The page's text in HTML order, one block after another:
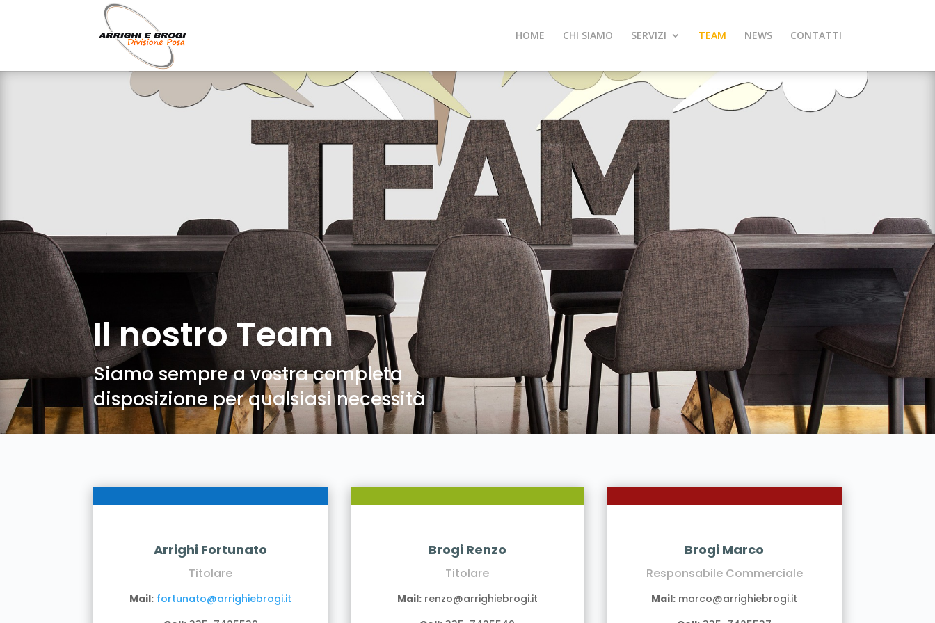
HOME CHI SIAMO SERVIZI TEAM NEWS CONTATTI
Il nostro Team
Siamo sempre a vostra completa
disposizione per qualsiasi necessità
Arrighi Fortunato
Titolare
Mail: fortunato@arrighiebrogi.it
Brogi Renzo
Titolare
Mail:renzo@arrighiebrogi.it
Brogi Marco
Responsabile Commerciale
Mail: marco@arrighiebrogi.it